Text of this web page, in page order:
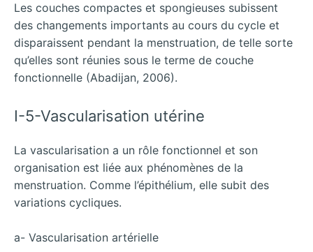
Les couches compactes et spongieuses subissent
des changements importants au cours du cycle et
disparaissent pendant la menstruation, de telle sorte
qu’elles sont réunies sous le terme de couche
fonctionnelle (Abadijan, 2006).
I-5-Vascularisation utérine
La vascularisation a un rôle fonctionnel et son
organisation est liée aux phénomènes de la
menstruation. Comme l’épithélium, elle subit des
variations cycliques.
a- Vascularisation artérielle